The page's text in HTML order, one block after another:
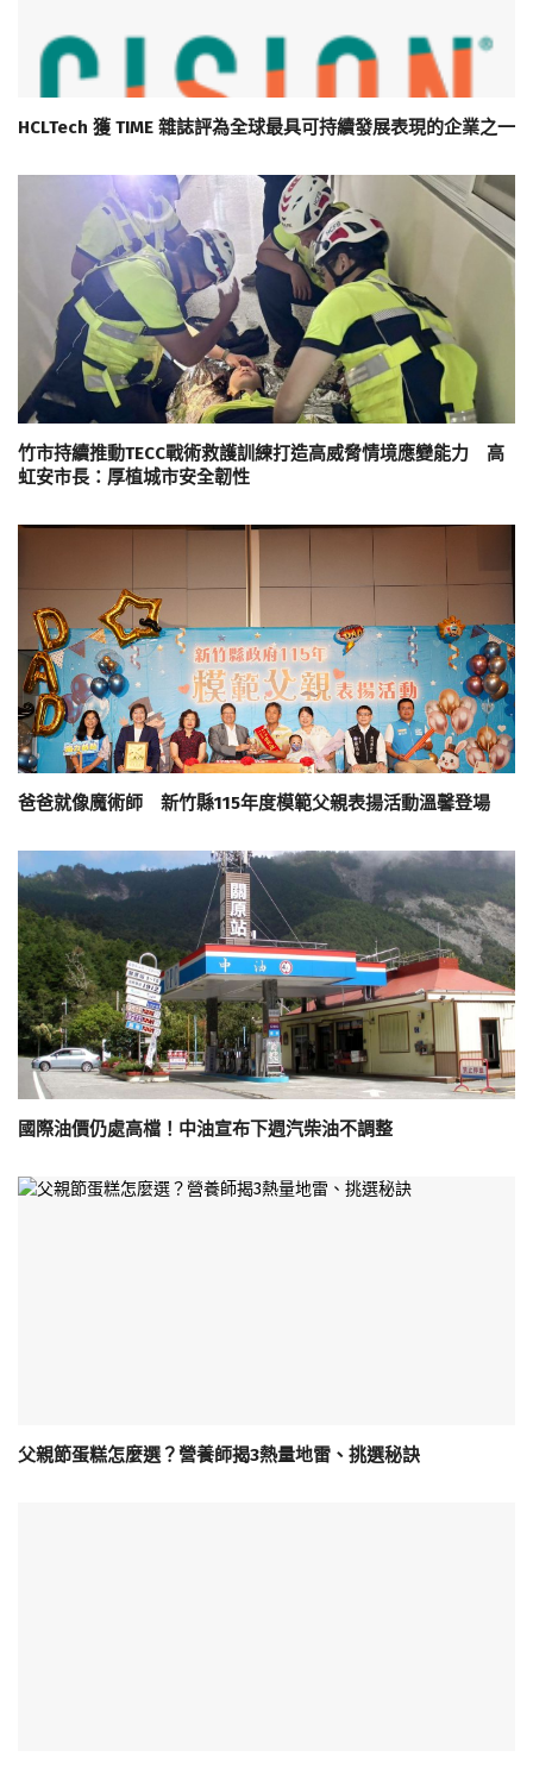
HCLTech 獲 TIME 雜誌評為全球最具可持續發展表現的企業之一
竹市持續推動TECC戰術救護訓練打造高威脅情境應變能力 高
虹安市長：厚植城市安全韌性
爸爸就像魔術師 新竹縣115年度模範父親表揚活動溫馨登場
國際油價仍處高檔！中油宣布下週汽柴油不調整
父親節蛋糕怎麼選？營養師揭3熱量地雷、挑選秘訣